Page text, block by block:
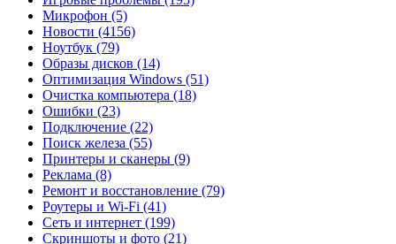
Микрофон (5)
Новости (4156)
Ноутбук (79)
Образы дисков (14)
Оптимизация Windows (51)
Очистка компьютера (18)
Ошибки (23)
Подключение (22)
Поиск железа (55)
Принтеры и сканеры (9)
Реклама (8)
Ремонт и восстановление (79)
Роутеры и Wi-Fi (41)
Сеть и интернет (199)
Скриншоты и фото (21)